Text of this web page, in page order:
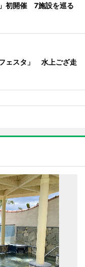
初開催 7施設を巡る
ェスタ」 水上ござ走